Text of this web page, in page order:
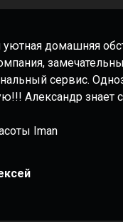
уютная домашняя
сервис.
Александр знает
Iman